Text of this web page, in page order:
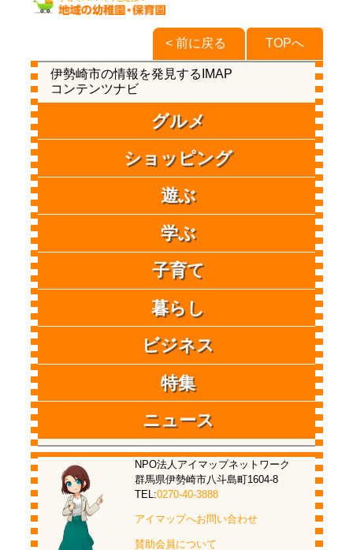
TOPへ
< 前に戻る
伊勢崎市の情報を発見するIMAP
コンテンツナビ
グルメ
ショッピング
遊ぶ
学ぶ
子育て
暮らし
ビジネス
特集
ニュース
NPO法人アイマップネットワーク
群馬県伊勢崎市八斗島町1604-8
TEL:0270-40-3888
アイマップへお問い合わせ
賛助会員について